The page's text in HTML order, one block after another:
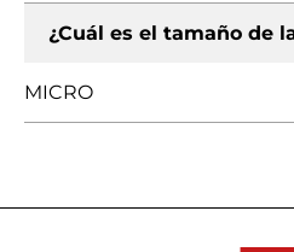
¿Cuál es el tamaño de
MICRO